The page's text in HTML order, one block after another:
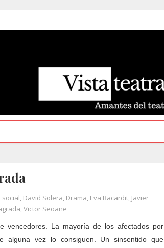
social, David Solera, Drama, Eva Bacardit, Javier
,Victor Seoane
vencedores. La mayoría de los afectados por
alguna vez lo consiguen. Un sinsentido que